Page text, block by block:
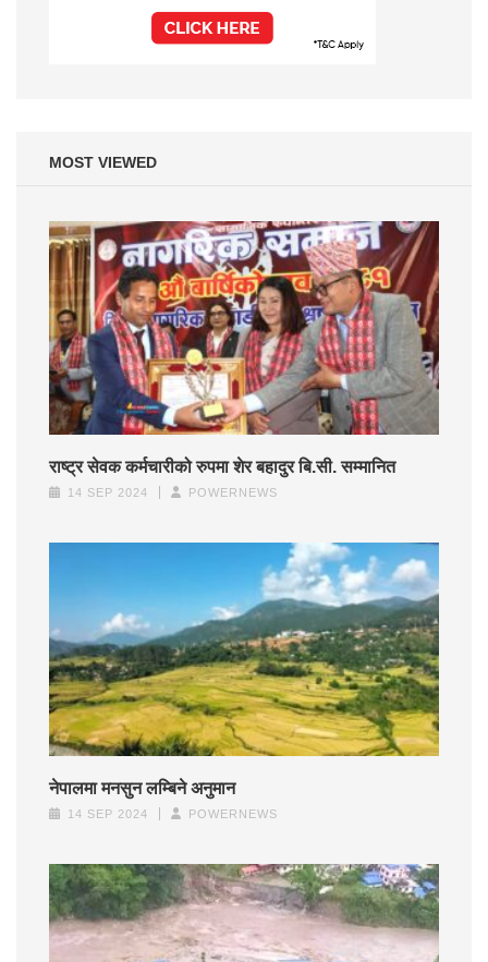
MOST VIEWED
राष्ट्र सेवक कर्मचारीको रुपमा शेर बहादुर बि.सी. सम्मानित
14 SEP 2024 POWERNEWS
नेपालमा मनसुन लम्बिने अनुमान
14 SEP 2024 POWERNEWS